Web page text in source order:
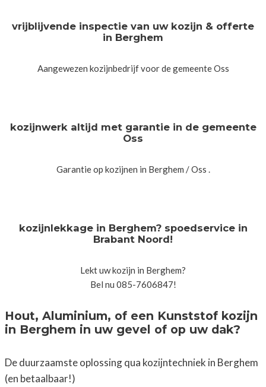
vrijblijvende inspectie van uw kozijn & offerte
in Berghem
Aangewezen kozijnbedrijf voor de gemeente Oss
kozijnwerk altijd met garantie in de gemeente
Oss
Garantie op kozijnen in Berghem / Oss .
kozijnlekkage in Berghem? spoedservice in
Brabant Noord!
Lekt uw kozijn in Berghem?
Bel nu 085-7606847!
Hout, Aluminium, of een Kunststof kozijn
in Berghem in uw gevel of op uw dak?
De duurzaamste oplossing qua kozijntechniek in Berghem
(en betaalbaar!)